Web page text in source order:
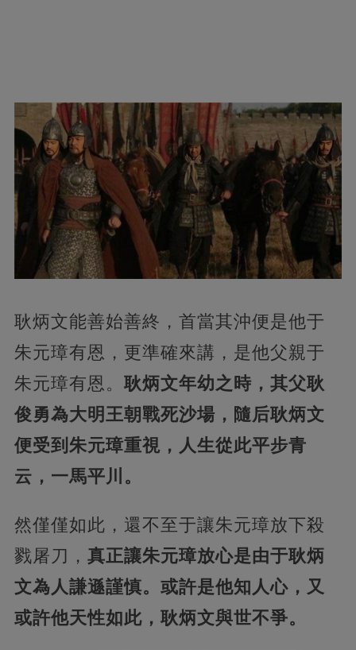
耿炳文能善始善終，首當其沖便是他于
朱元璋有恩，更準確來講，是他父親于
朱元璋有恩。 耿炳文年幼之時，其父耿
俊勇為大明王朝戰死沙場，隨后耿炳文
便受到朱元璋重視，人生從此平步青
云，一馬平川。
然僅僅如此，還不至于讓朱元璋放下殺
戮屠刀， 真正讓朱元璋放心是由于耿炳
文為人謙遜謹慎。或許是他知人心，又
或許他天性如此，耿炳文與世不爭。